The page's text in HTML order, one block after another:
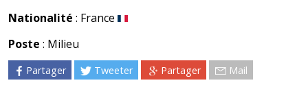
Nationalité : France
Poste : Milieu
Partager Tweeter Partager Mail